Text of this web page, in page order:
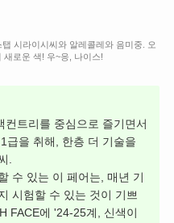
시라이시씨와 알레콜레와 음미중. 오
로운 색! 우~응, 나이스!
트리를 중심으로 즐기면서
급을 취해, 한층 더 기술을
.
수 있는 이 페어는, 매년 기
시험할 수 있는 것이 기쁘
FACE에 '24-25계, 신색이